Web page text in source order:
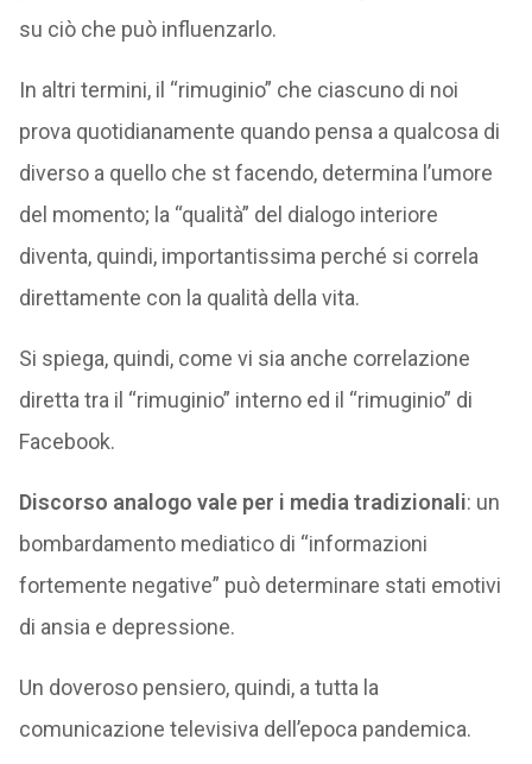
su ciò che può influenzarlo.
In altri termini, il “rimuginio” che ciascuno di noi
prova quotidianamente quando pensa a qualcosa di
diverso a quello che st facendo, determina l’umore
del momento; la “qualità” del dialogo interiore
diventa, quindi, importantissima perché si correla
direttamente con la qualità della vita.
Si spiega, quindi, come vi sia anche correlazione
diretta tra il “rimuginio” interno ed il “rimuginio” di
Facebook.
Discorso analogo vale per i media tradizionali: un
bombardamento mediatico di “informazioni
fortemente negative” può determinare stati emotivi
di ansia e depressione.
Un doveroso pensiero, quindi, a tutta la
comunicazione televisiva dell’epoca pandemica.